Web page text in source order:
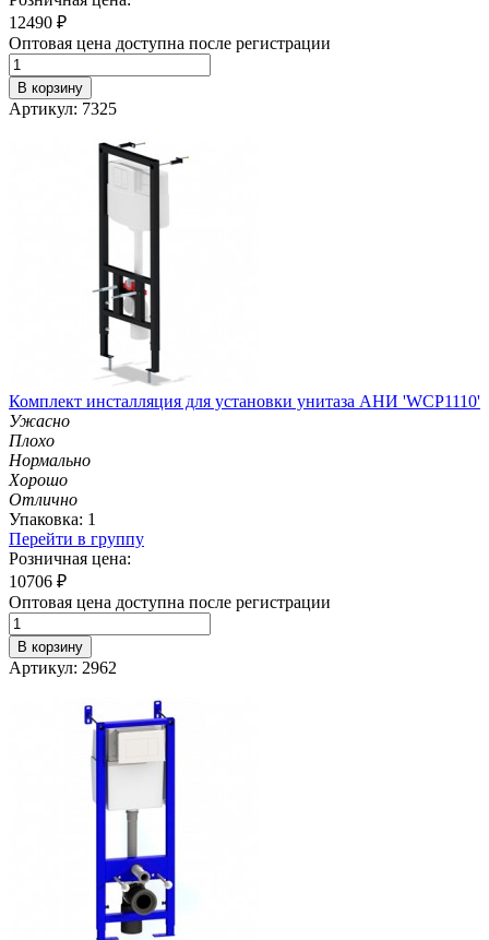
12490 ₽
Оптовая цена доступна после регистрации
В корзину
Артикул: 7325
Комплект инсталляция для установки унитаза АНИ 'WCP1110'
Ужасно
Плохо
Нормально
Хорошо
Отлично
Упаковка: 1
Перейти в группу
Розничная цена:
10706 ₽
Оптовая цена доступна после регистрации
В корзину
Артикул: 2962